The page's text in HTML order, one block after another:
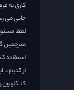
کاری به
جایی می
لطفا
مترچمین
استفاده
از قدیم تا
کلا